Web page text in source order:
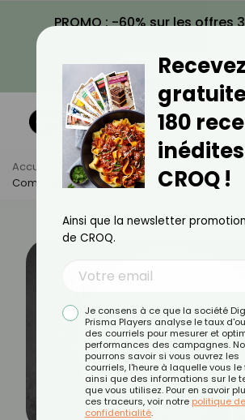
PROMO : -60% sur les offres
VOIR LA PROMO
Accueil Actus
Minceur
Comment Faire Pour Éviter L'effet Yoyo ?
Recevez
180
CROQ !
Ainsi que la newsletter
de CROQ.
Je consens à ce que la société
Prisma Players analyse le taux
des courriels pour mesurer et
performances des campagnes.
pourrons savoir si vous ouvrez les
courriels, l'heure à laquelle vous
ainsi que des informations sur le
que vous utilisez. Pour en savoir
ces traceurs, voir notre politique de
confidentialité.